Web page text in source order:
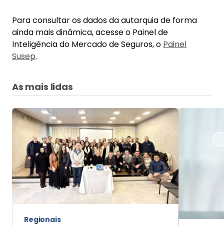
Para consultar os dados da autarquia de forma
ainda mais dinâmica, acesse o Painel de
Inteligência do Mercado de Seguros, o Painel
Susep.
As mais lidas
Regionais